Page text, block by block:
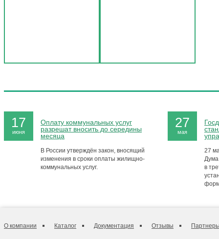
17
июня
Оплату коммунальных услуг
разрешат вносить до середины
месяца
В России утверждён закон, вносящий
изменения в сроки оплаты жилищно-
коммунальных услуг.
27
мая
27
в
О компании Каталог Документация Отзывы